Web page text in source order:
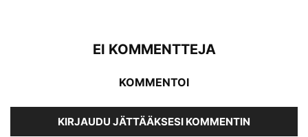
EI KOMMENTTEJA
KOMMENTOI
KIRJAUDU JÄTTÄÄKSESI KOMMENTIN